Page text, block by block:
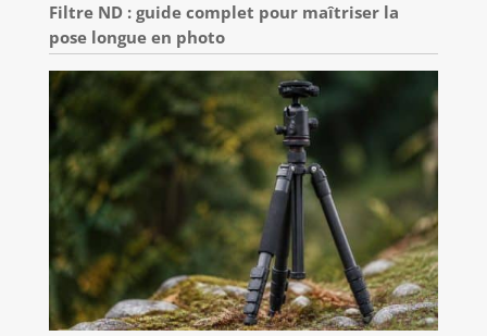
Filtre ND : guide complet pour maîtriser la
pose longue en photo